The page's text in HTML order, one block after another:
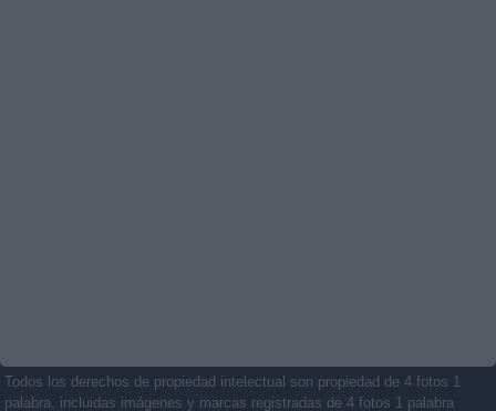
Todos los derechos de propiedad intelectual son propiedad de 4 fotos 1
palabra, incluidas imágenes y marcas registradas de 4 fotos 1 palabra